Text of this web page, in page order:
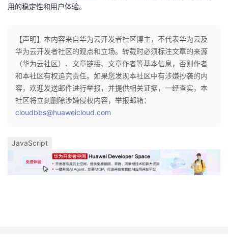
用的稳定性和用户体验。
【声明】本内容来自华为云开发者社区博主，不代表华为云及
华为云开发者社区的观点和立场。转载时必须标注文章的来源
（华为云社区）、文章链接、文章作者等基本信息，否则作者
和本社区有权追究责任。如果您发现本社区中有涉嫌抄袭的内
容，欢迎发送邮件进行举报，并提供相关证据，一经查实，本
社区将立刻删除涉嫌侵权内容，举报邮箱：
cloudbbs@huaweicloud.com
JavaScript